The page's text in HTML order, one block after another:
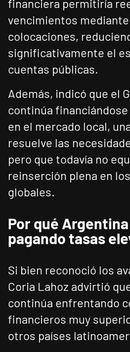
financiera permitiría
vencimientos
colocaciones,
significativamente el
cuentas públicas.
Además, indicó que el
continúa
en el mercado local,
resuelve las
pero que todavía no
reinserción plena en
globales.
Por qué
pagando tasas
Si bien reconoció los
Coria Lahoz advirtió
continúa enfrentando
financieros muy
otros países